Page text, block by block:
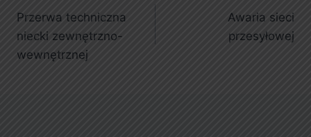
Przerwa techniczna
niecki zewnętrzno-
wewnętrznej
Awaria sieci
przesyłowej